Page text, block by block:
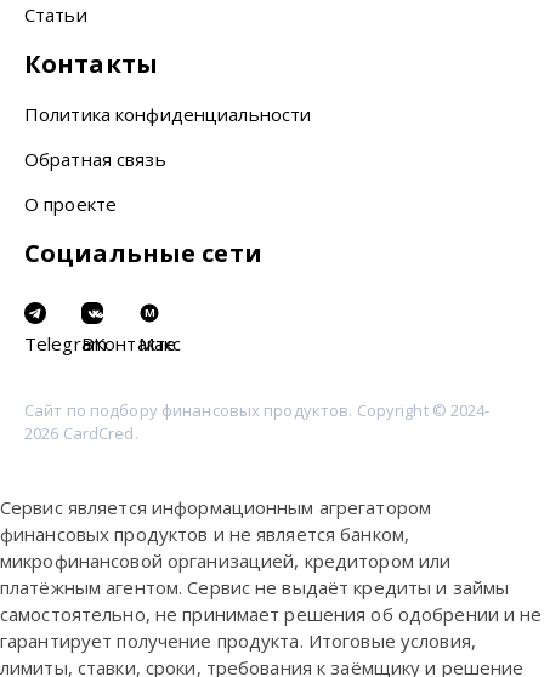
Статьи
Контакты
Политика конфиденциальности
Обратная связь
О проекте
Социальные сети
TelegramВКонтакте
M
Макс
Сайт по подбору финансовых продуктов. Copyright © 2024-
2026 CardCred.
Сервис является информационным агрегатором
финансовых продуктов и не является банком,
микрофинансовой организацией, кредитором или
платёжным агентом. Сервис не выдаёт кредиты и займы
самостоятельно, не принимает решения об одобрении и не
гарантирует получение продукта. Итоговые условия,
лимиты, ставки, сроки, требования к заёмщику и решение